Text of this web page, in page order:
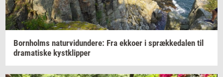
Born­holms na­tur­vi­dun­de­re: Fra ek­ko­er i spræk­ke­da­len til
dra­ma­ti­ske kyst­klip­per